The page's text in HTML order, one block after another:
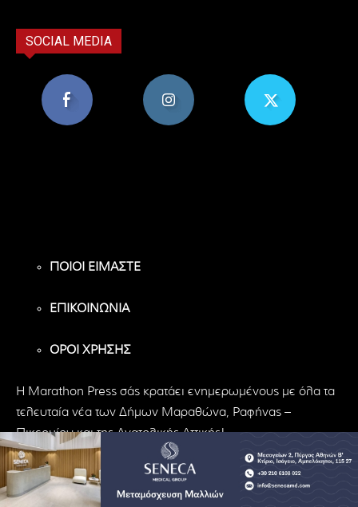
SOCIAL MEDIA
ΠΟΙΟΙ ΕΙΜΑΣΤΕ
ΕΠΙΚΟΙΝΩΝΙΑ
ΟΡΟΙ ΧΡΗΣΗΣ
H Marathon Press σάς κρατάει ενημερωμένους με όλα τα
τελευταία νέα των Δήμων Μαραθώνα, Ραφήνας –
Πικερμίου και της Ανατολικής Αττικής!
© Marathon Press | All Rights Reserved